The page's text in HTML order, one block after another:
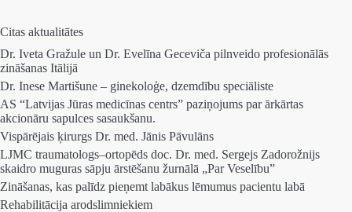
Citas aktualitātes
Dr. Iveta Gražule un Dr. Evelīna Geceviča pilnveido profesionālās
zināšanas Itālijā
Dr. Inese Martišune – ginekoloģe, dzemdību speciāliste
AS “Latvijas Jūras medicīnas centrs” paziņojums par ārkārtas
akcionāru sapulces sasaukšanu.
Vispārējais ķirurgs Dr. med. Jānis Pāvulāns
LJMC traumatologs–ortopēds doc. Dr. med. Sergejs Zadorožnijs
skaidro muguras sāpju ārstēšanu žurnālā „Par Veselību”
Zināšanas, kas palīdz pieņemt labākus lēmumus pacientu labā
Rehabilitācija arodslimniekiem